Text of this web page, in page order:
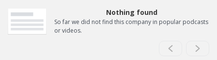
Nothing found
So far we did not find this company in popular podcasts
or videos.